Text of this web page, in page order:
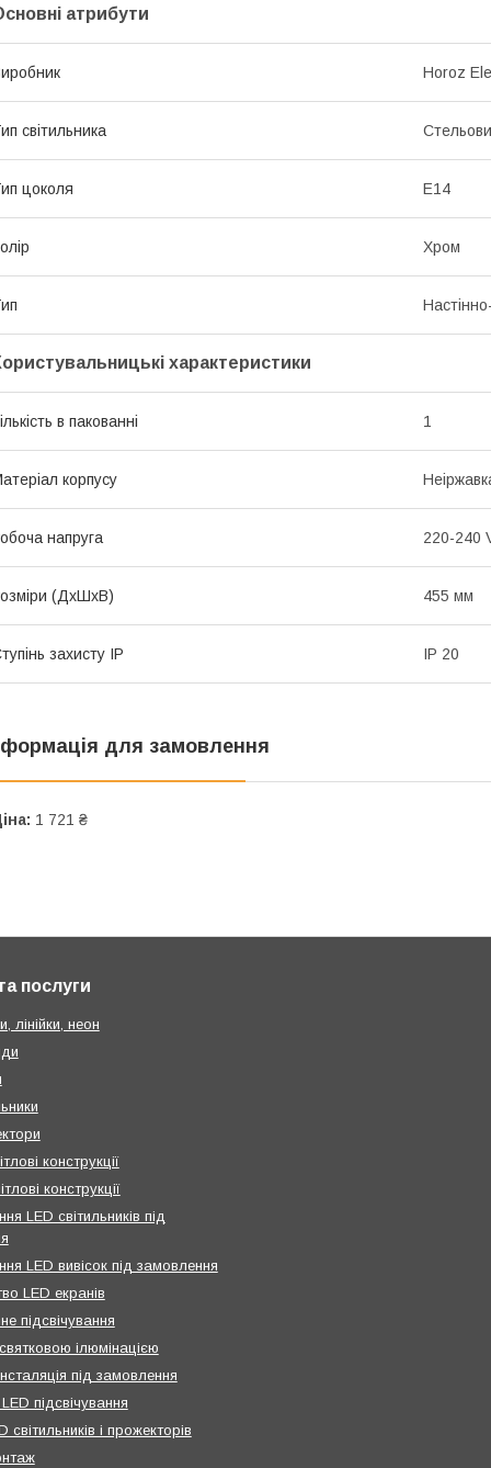
атрибути
Horoz
світильника
цоколя E14
Хром
характеристики
в пакованні 1
корпусу
напруга 220-240
(ДхШхВ) 455 мм
захисту IP IP 20
для замовлення
1 721 ₴
послуги
лінійки, неон
конструкції
конструкції
LED світильників під
LED вивісок під замовлення
LED екранів
підсвічування
ілюмінацією
під замовлення
підсвічування
світильників і прожекторів